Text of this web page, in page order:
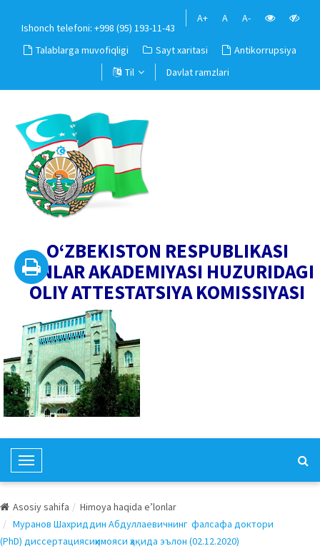
Ishonch telefoni: +998 (95) 193-11-43
A+ A A-
Talablarga muvofiqligi Sayt xaritasi
Antikorrupsiya
Til
Davlat ramzlari
O‘ZBEKISTON RESPUBLIKASI
FANLAR AKADEMIYASI HUZURIDAGI
OLIY ATTESTATSIYA KOMISSIYASI
T
o
g
l
e
Asosiy sahifa
Himoya haqida e’lonlar
Муранов Шахриддин Абдуллаевичнинг фалсафа доктори
(PhD) диссертациясиҳимояси ҳақида эълон (02.12.2020)